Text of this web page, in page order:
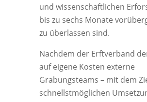
und wissenschaftlichen
bis zu sechs Monate
zu überlassen sind.
Nachdem der Erftverband
auf eigene Kosten externe
Grabungsteams – mit dem
schnellstmöglichen